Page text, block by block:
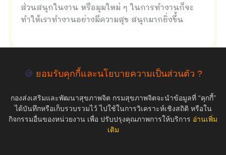
ส่วนสนุกในงาน หรือมุมใหม่ ๆ ในการทำงานก็จะ
ทำให้เราทำงานอย่างมีความสุข สนุกมากยิ่งขึ้น
empty
🍪 ยอมรับคุกกี้และนโยบายความเป็นส่วนตัว ?
กองส่งเสริมและพัฒนาสุขภาพจิต กรมสุขภาพจิตจะนำข้อมูลที่ “คุกกี้”
ได้บันทึกหรือเก็บรวบรวมไว้ ไปใช้ในการวิเคราะห์เชิงสถิติ หรือใน
กิจกรรมอื่นของหน่วยงาน เพื่อ ปรับปรุงคุณภาพการให้บริการ อ่านเพิ่ม
เติม